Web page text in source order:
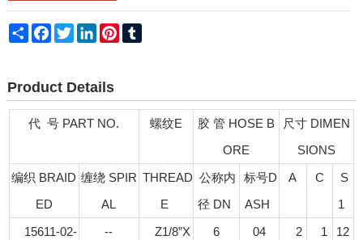
Share Facebook
Twitter LinkedInPinterest
Product Details
代 号 PART NO. 螺纹E
胶 管 HOSE B
ORE
尺寸 DIMEN
SIONS
编织 BRAID
ED
缠绕 SPIR
AL
THREAD
E
公称内
径 DN
标号D
ASH
A C
S
1
15611-02-
--
Z1/8”X
6 04
2
1
12